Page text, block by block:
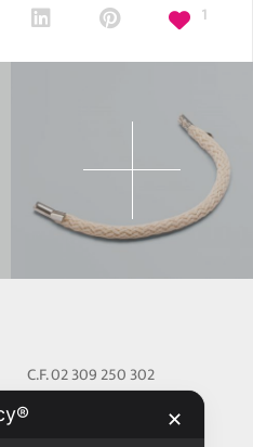
1
C.F. 02 309 250 302
P.IVA 02 309 250 302
✕